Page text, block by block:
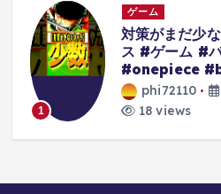
1
ゲーム
対策がまだ少
ス #ゲーム #
#onepiece
phi72110
18 views